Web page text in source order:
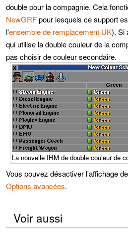
double pour la compagnie. Cela
NewGRFpour lesquels ce support
l'ensemble de remplacement UK). Si
qui utilise la double couleur de la
pas choisir de couleur secondaire.
La nouvelle IHM de double couleur de
Vous pouvez désactiver l'affichage
Options avancées.
Voir aussi